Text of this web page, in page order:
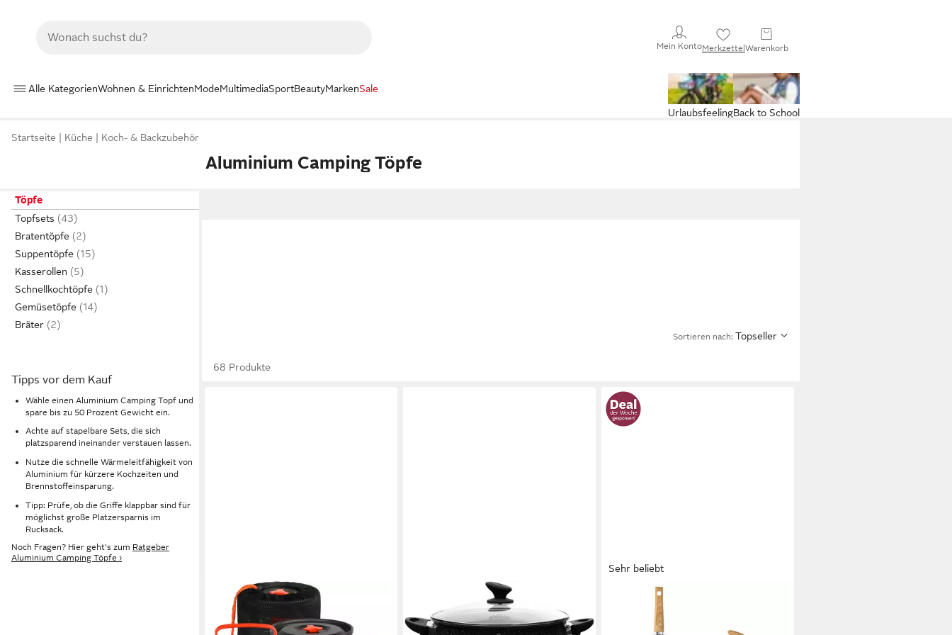
Mein KontoMerkzettelWarenkorb
Alle KategorienWohnen & EinrichtenModeMultimediaSportBeautyMarkenSale
Back to School
Urlaubsfeeling
Startseite Küche Koch- & Backzubehör
Aluminium Camping Töpfe
Töpfe
Topfsets
Bratentöpfe
Suppentöpfe
Kasserollen
Schnellkochtöpfe
Gemüsetöpfe
Bräter
Tipps vor dem Kauf
Wähle einen Aluminium Camping Topf und
spare bis zu 50 Prozent Gewicht ein.
Achte auf stapelbare Sets, die sich
platzsparend ineinander verstauen lassen.
Nutze die schnelle Wärmeleitfähigkeit von
Aluminium für kürzere Kochzeiten und
Brennstoffeinsparung.
Tipp: Prüfe, ob die Griffe klappbar sind für
möglichst große Platzersparnis im
Rucksack.
Noch Fragen? Hier geht's zum Ratgeber
Aluminium Camping Töpfe ›
Sortieren nach: Topseller
68 Produkte
PFCTART
Topf-Set Camping Kochgeschirr Set
16 tlg. mit Topf, Pfanne und Camping
Suppentopf 4/6/8/10/12,5/15 L
Topf Induktions Antihaft Kochtopf
Sehr beliebt
KITCHEN ACADEMY
Topf-Set, Aluminium, Granit (12-tlg,
Pfanne 20cm/28cm, Bratpfanne mit